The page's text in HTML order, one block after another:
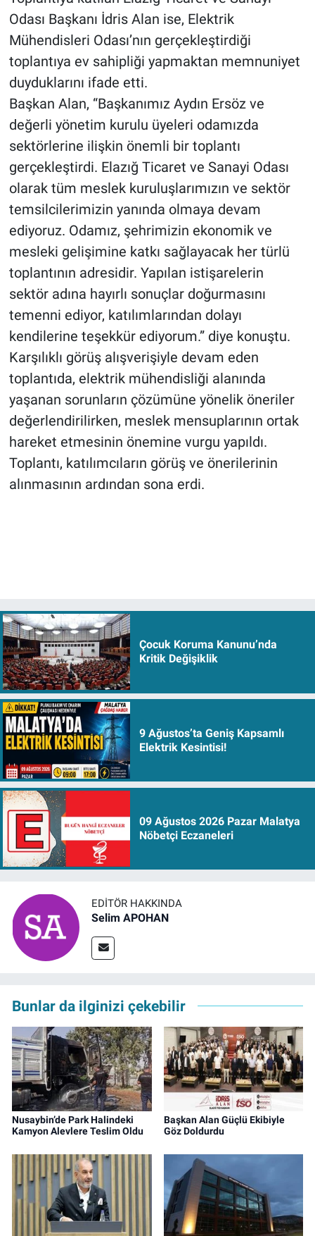
Odası Başkanı İdris Alan ise, Elektrik
Mühendisleri Odası’nın gerçekleştirdiği
toplantıya ev sahipliği yapmaktan memnuniyet
duyduklarını ifade etti.
Başkan Alan, “Başkanımız Aydın Ersöz ve
değerli yönetim kurulu üyeleri odamızda
sektörlerine ilişkin önemli bir toplantı
gerçekleştirdi. Elazığ Ticaret ve Sanayi Odası
olarak tüm meslek kuruluşlarımızın ve sektör
temsilcilerimizin yanında olmaya devam
ediyoruz. Odamız, şehrimizin ekonomik ve
mesleki gelişimine katkı sağlayacak her türlü
toplantının adresidir. Yapılan istişarelerin
sektör adına hayırlı sonuçlar doğurmasını
temenni ediyor, katılımlarından dolayı
kendilerine teşekkür ediyorum.” diye konuştu.
Karşılıklı görüş alışverişiyle devam eden
toplantıda, elektrik mühendisliği alanında
yaşanan sorunların çözümüne yönelik öneriler
değerlendirilirken, meslek mensuplarının ortak
hareket etmesinin önemine vurgu yapıldı.
Toplantı, katılımcıların görüş ve önerilerinin
alınmasının ardından sona erdi.
Çocuk Koruma Kanunu’nda
Kritik Değişiklik
9 Ağustos’ta Geniş Kapsamlı
Elektrik Kesintisi!
09 Ağustos 2026 Pazar Malatya
Nöbetçi Eczaneleri
EDITÖR HAKKINDA
Selim APOHAN
Bunlar da ilginizi çekebilir
Nusaybin’de Park Halindeki
Kamyon Alevlere Teslim Oldu
Başkan Alan Güçlü Ekibiyle
Göz Doldurdu